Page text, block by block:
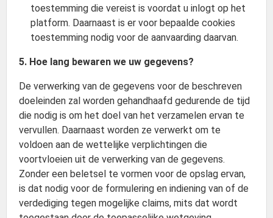
toestemming die vereist is voordat u inlogt op het
platform. Daarnaast is er voor bepaalde cookies
toestemming nodig voor de aanvaarding daarvan.
5. Hoe lang bewaren we uw gegevens?
De verwerking van de gegevens voor de beschreven
doeleinden zal worden gehandhaafd gedurende de tijd
die nodig is om het doel van het verzamelen ervan te
vervullen. Daarnaast worden ze verwerkt om te
voldoen aan de wettelijke verplichtingen die
voortvloeien uit de verwerking van de gegevens.
Zonder een beletsel te vormen voor de opslag ervan,
is dat nodig voor de formulering en indiening van of de
verdediging tegen mogelijke claims, mits dat wordt